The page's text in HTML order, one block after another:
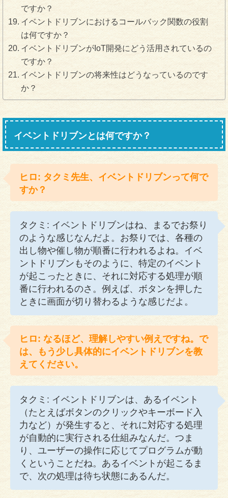
ですか？
イベントドリブンにおけるコールバック関数の役割
は何ですか？
イベントドリブンがIoT開発にどう活用されているの
ですか？
イベントドリブンの将来性はどうなっているのです
か？
イベントドリブンとは何ですか？
ヒロ: タクミ先生、イベントドリブンって何で
すか？
タクミ: イベントドリブンはね、まるでお祭り
のような感じなんだよ。お祭りでは、各種の
出し物や催し物が順番に行われるよね。イベ
ントドリブンもそのように、特定のイベント
が起こったときに、それに対応する処理が順
番に行われるのさ。例えば、ボタンを押した
ときに画面が切り替わるような感じだよ。
ヒロ: なるほど、理解しやすい例えですね。で
は、もう少し具体的にイベントドリブンを教
えてください。
タクミ: イベントドリブンは、あるイベント
（たとえばボタンのクリックやキーボード入
力など）が発生すると、それに対応する処理
が自動的に実行される仕組みなんだ。つま
り、ユーザーの操作に応じてプログラムが動
くということだね。あるイベントが起こるま
で、次の処理は待ち状態にあるんだ。